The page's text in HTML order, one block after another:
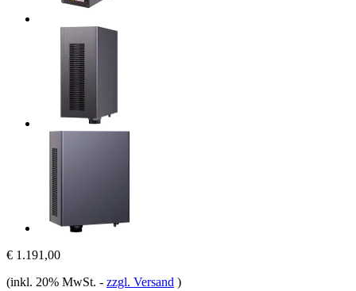
€ 1.191,00
(inkl. 20% MwSt. - zzgl. Versand )